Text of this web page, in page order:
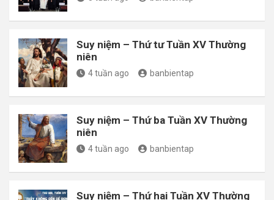
Suy niệm – Thứ tư Tuần XV Thường
niên
4 tuần ago banbientap
Suy niệm – Thứ ba Tuần XV Thường
niên
4 tuần ago banbientap
Suy niệm – Thứ hai Tuần XV Thường